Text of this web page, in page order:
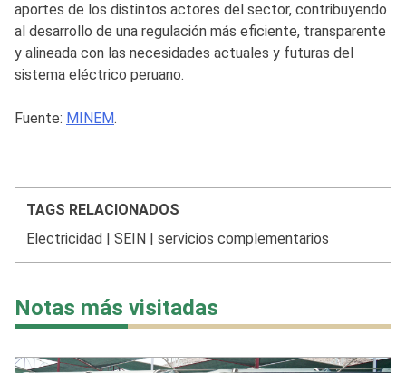
aportes de los distintos actores del sector, contribuyendo
al desarrollo de una regulación más eficiente, transparente
y alineada con las necesidades actuales y futuras del
sistema eléctrico peruano.
Fuente: MINEM.
TAGS RELACIONADOS
Electricidad
SEIN servicios complementarios
Notas más visitadas